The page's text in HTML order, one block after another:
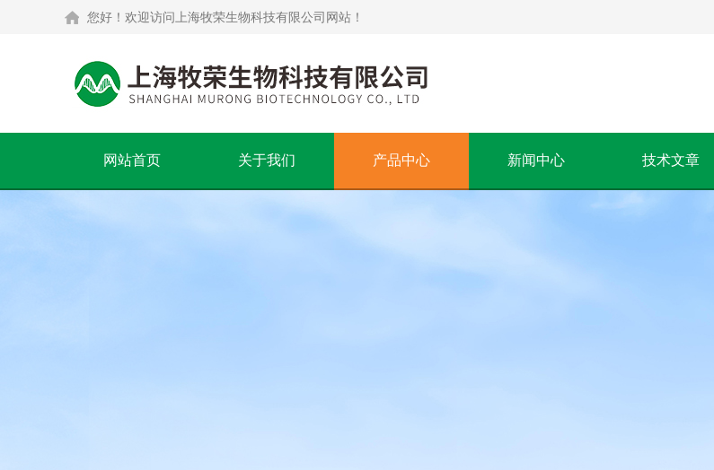
您好！欢迎访问上海牧荣生物科技有限公司网站！
网站首页 关于我们 产品中心 新闻中心 技术文章